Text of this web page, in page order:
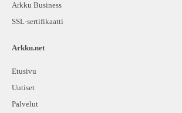
Arkku Business
SSL-sertifikaatti
Arkku.net
Etusivu
Uutiset
Palvelut